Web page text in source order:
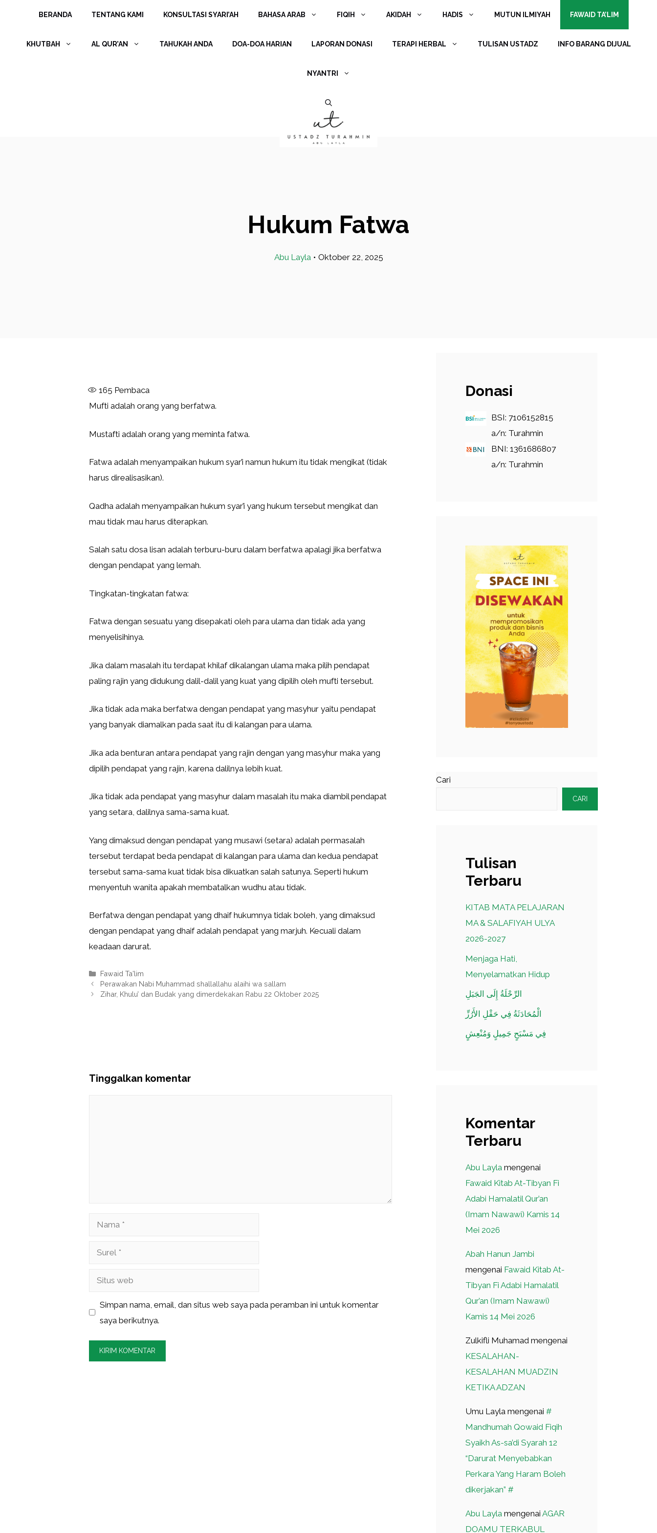
BERANDA TENTANG KAMI KONSULTASI SYARI’AH BAHASA ARAB FIQIH AKIDAH HADIS MUTUN ILMIYAH FAWAID TA’LIM
KHUTBAH AL QUR’AN TAHUKAH ANDA DOA-DOA HARIAN LAPORAN DONASI TERAPI HERBAL TULISAN USTADZ INFO BARANG DIJUAL
NYANTRI
Hukum Fatwa
Abu Layla • Oktober 22, 2025
165 Pembaca
Mufti adalah orang yang berfatwa.
Mustafti adalah orang yang meminta fatwa.
Fatwa adalah menyampaikan hukum syar’i namun hukum itu tidak mengikat (tidak
harus direalisasikan).
Qadha adalah menyampaikan hukum syar’i yang hukum tersebut mengikat dan
mau tidak mau harus diterapkan.
Salah satu dosa lisan adalah terburu-buru dalam berfatwa apalagi jika berfatwa
dengan pendapat yang lemah.
Tingkatan-tingkatan fatwa:
Fatwa dengan sesuatu yang disepakati oleh para ulama dan tidak ada yang
menyelisihinya.
Jika dalam masalah itu terdapat khilaf dikalangan ulama maka pilih pendapat
paling rajin yang didukung dalil-dalil yang kuat yang dipilih oleh mufti tersebut.
Jika tidak ada maka berfatwa dengan pendapat yang masyhur yaitu pendapat
yang banyak diamalkan pada saat itu di kalangan para ulama.
Jika ada benturan antara pendapat yang rajin dengan yang masyhur maka yang
dipilih pendapat yang rajin, karena dalilnya lebih kuat.
Jika tidak ada pendapat yang masyhur dalam masalah itu maka diambil pendapat
yang setara, dalilnya sama-sama kuat.
Yang dimaksud dengan pendapat yang musawi (setara) adalah permasalah
tersebut terdapat beda pendapat di kalangan para ulama dan kedua pendapat
tersebut sama-sama kuat tidak bisa dikuatkan salah satunya. Seperti hukum
menyentuh wanita apakah membatalkan wudhu atau tidak.
Berfatwa dengan pendapat yang dhaif hukumnya tidak boleh, yang dimaksud
dengan pendapat yang dhaif adalah pendapat yang marjuh. Kecuali dalam
keadaan darurat.
Kategori
Fawaid Ta'lim
Perawakan Nabi Muhammad shallallahu alaihi wa sallam
Zihar, Khulu’ dan Budak yang dimerdekakan Rabu 22 Oktober 2025
Tinggalkan komentar
Nama
Surel
Situs
Simpan nama, email, dan situs web saya pada peramban ini untuk komentar
saya berikutnya.
Donasi
BSI: 7106152815
a/n: Turahmin
BNI: 1361686807
a/n: Turahmin
Cari
CARI
Tulisan
Terbaru
KITAB MATA PELAJARAN
MA & SALAFIYAH ULYA
2026-2027
Menjaga Hati,
Menyelamatkan Hidup
الرِّحْلَةُ إِلَى الجَبَلِ
الْمُحَادَثَةُ فِي حَقْلِ الأَرُزِّ
فِي مَسْبَحٍ جَمِيلٍ وَمُنْعِشٍ
Komentar
Terbaru
Abu Layla mengenai
Fawaid Kitab At-Tibyan Fi
Adabi Hamalatil Qur’an
(Imam Nawawi) Kamis 14
Mei 2026
Abah Hanun Jambi
mengenai Fawaid Kitab At-
Tibyan Fi Adabi Hamalatil
Qur’an (Imam Nawawi)
Kamis 14 Mei 2026
Zulkifli Muhamad mengenai
KESALAHAN-
KESALAHAN MUADZIN
KETIKA ADZAN
Umu Layla mengenai #
Mandhumah Qowaid Fiqih
Syaikh As-sa’di Syarah 12
“Darurat Menyebabkan
Perkara Yang Haram Boleh
dikerjakan” #
Abu Layla mengenai AGAR
DOAMU TERKABUL